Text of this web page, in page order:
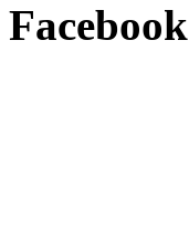
Facebook